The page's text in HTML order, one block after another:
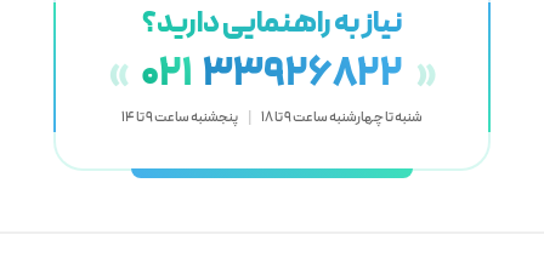
نیاز به راهنمایی دارید؟
« 021 33926822 »
شنبه تا چهارشنبه ساعت 9 تا 18 | پنجشنبه ساعت 9 تا 14